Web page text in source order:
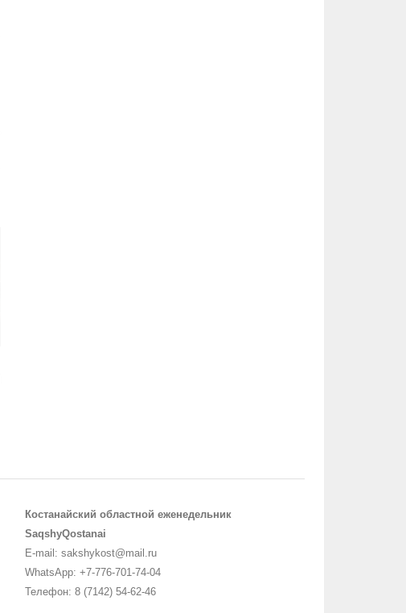
Костанайский областной еженедельник
SaqshyQostanai
E-mail: sakshykost@mail.ru
WhatsApp: +7-776-701-74-04
Телефон: 8 (7142) 54-62-46